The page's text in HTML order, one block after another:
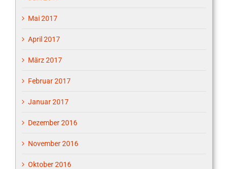
Mai 2017
April 2017
März 2017
Februar 2017
Januar 2017
Dezember 2016
November 2016
Oktober 2016